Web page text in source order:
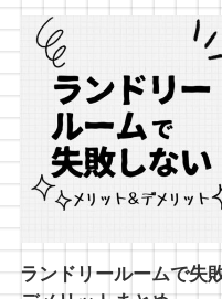
ランドリールームで失